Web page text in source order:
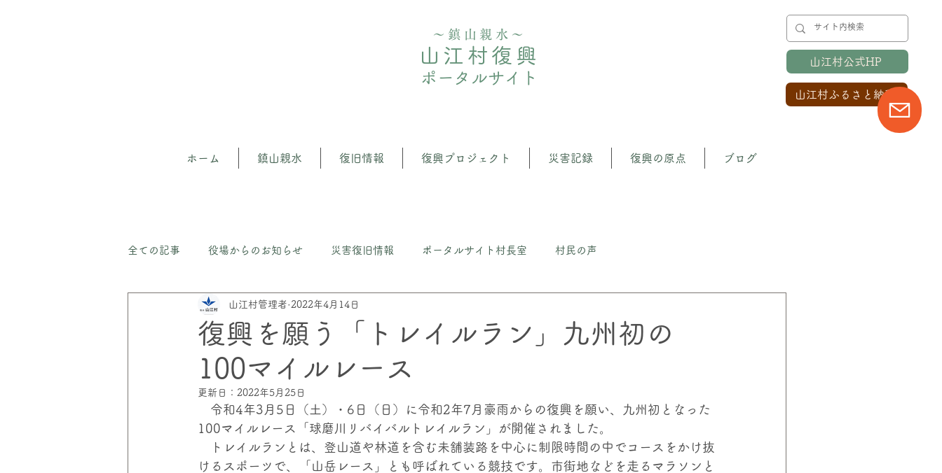
〜鎮山親水〜
山江村復興
ポータルサイト
山江村公式HP
山江村ふるさと納税
ホーム 鎮山親水 復旧情報 復興プロジェクト 災害記録 復興の原点 ブログ
全ての記事 役場からのお知らせ 災害復旧情報 ポータルサイト村長室 村民の声
山江の森（守）人材育成プロジェクト
災害にあわない家づくりプロジェクト 村内の上下流交流プロジェクト
伸和コントロールズ 災害の記憶
復興を願う「トレイルラン」九州初の
100マイルレース
山江村管理者 2022年4月14日
更新日： 2022年5月25日
令和4年3月5日（土）・6日（日）に令和2年7月豪雨からの復興を願い、九州初となった
100マイルレース「球磨川リバイバルトレイルラン」が開催されました。
トレイルランとは、登山道や林道を含む未舗装路を中心に制限時間の中でコースをかけ抜
けるスポーツで、「山岳レース」とも呼ばれている競技です。市街地などを走るマラソンと